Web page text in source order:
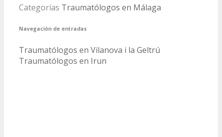
Categorías Traumatólogos en Málaga
Navegación de entradas
Traumatólogos en Vilanova i la Geltrú
Traumatólogos en Irun